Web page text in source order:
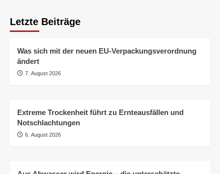
Letzte Beiträge
Was sich mit der neuen EU-Verpackungsverordnung
ändert
7. August 2026
Extreme Trockenheit führt zu Ernteausfällen und
Notschlachtungen
6. August 2026